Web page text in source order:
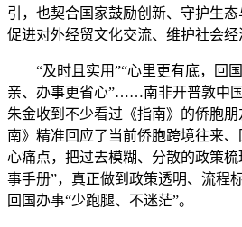
引，也契合国家鼓励创新、守护生态
促进对外经贸文化交流、维护社会
“及时且实用”“心里更有底，回国
亲、办事更省心”……南非开普敦中
朱金收到不少看过《指南》的侨胞
南》精准回应了当前侨胞跨境往来
心痛点，把过去模糊、分散的政策
事手册”，真正做到政策透明、流程
回国办事“少跑腿、不迷茫”。